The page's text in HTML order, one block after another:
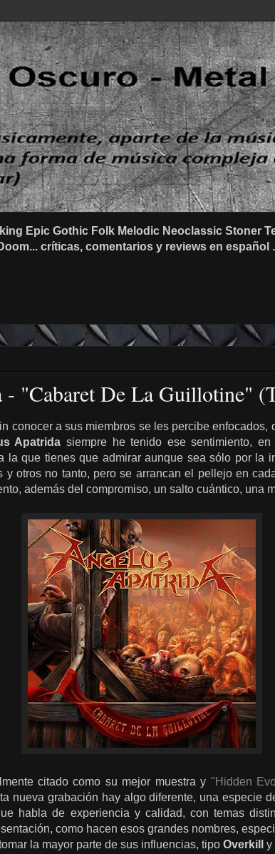
Epic Gothic Folk Melodic Neoclassic Stoner
críticas, comentarios y reviews en español
"Cabaret De La Guillotine"
conocer a sus miembros se les percibe enfocados,
Apatrida siempre he tenido ese sentimiento,
la que tienes que admirar aunque sea sólo por la
y otros no tanto, pero se arrancan el pellejo en
además del compromiso, un salto cuántico, una
citado como su mejor muestra y "Hidden
nueva grabación hay algo diferente, una especie
habla de experiencia y calidad, con temas
como hacen esos grandes nombres,
la mayor parte de sus influencias, tipo Overkill y